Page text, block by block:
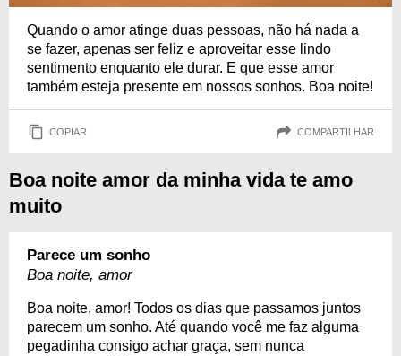
Quando o amor atinge duas pessoas, não há nada a
se fazer, apenas ser feliz e aproveitar esse lindo
sentimento enquanto ele durar. E que esse amor
também esteja presente em nossos sonhos. Boa noite!
COPIAR COMPARTILHAR
Boa noite amor da minha vida te amo
muito
Parece um sonho
Boa noite, amor
Boa noite, amor! Todos os dias que passamos juntos
parecem um sonho. Até quando você me faz alguma
pegadinha consigo achar graça, sem nunca